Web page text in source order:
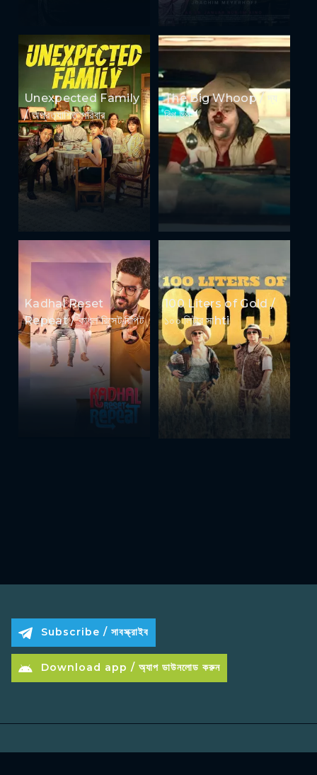
Unexpected Family
/ অপ্রত্যাশিত পরিবার
The Big Whoop / দ্য
বিগ হুপ
Kadhal Reset
Repeat / কাধল রিসেট রিপিট
100 Liters of Gold /
১০০ লিটার সাhti
Subscribe / সাবস্ক্রাইব
Download app / অ্যাপ ডাউনলোড করুন